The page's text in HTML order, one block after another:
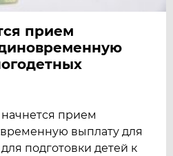
прием
прием
выплату для
подготовки детей к